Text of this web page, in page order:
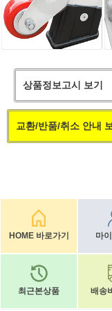
상품정보고시 보기
교환/반품/취소 안내
HOME 바로가기 마
최근본상품 배송